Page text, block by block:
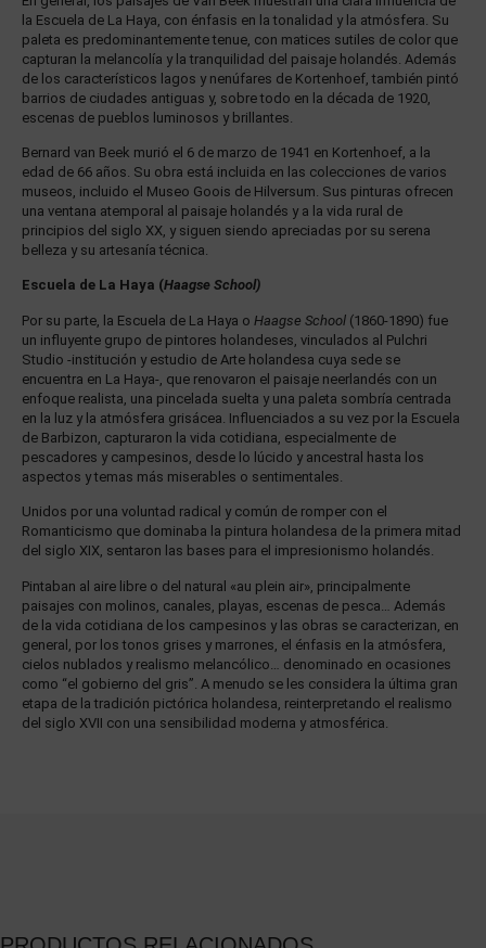
la Escuela de La Haya, con énfasis en la tonalidad y la atmósfera. Su
paleta es predominantemente tenue, con matices sutiles de color que
capturan la melancolía y la tranquilidad del paisaje holandés. Además
de los característicos lagos y nenúfares de Kortenhoef, también pintó
barrios de ciudades antiguas y, sobre todo en la década de 1920,
escenas de pueblos luminosos y brillantes.
Bernard van Beek murió el 6 de marzo de 1941 en Kortenhoef, a la
edad de 66 años. Su obra está incluida en las colecciones de varios
museos, incluido el Museo Goois de Hilversum. Sus pinturas ofrecen
una ventana atemporal al paisaje holandés y a la vida rural de
principios del siglo XX, y siguen siendo apreciadas por su serena
belleza y su artesanía técnica.
Escuela de La Haya (Haagse School)
Por su parte, la Escuela de La Haya o Haagse School (1860-1890) fue
un influyente grupo de pintores holandeses, vinculados al Pulchri
Studio -institución y estudio de Arte holandesa cuya sede se
encuentra en La Haya-, que renovaron el paisaje neerlandés con un
enfoque realista, una pincelada suelta y una paleta sombría centrada
en la luz y la atmósfera grisácea. Influenciados a su vez por la Escuela
de Barbizon, capturaron la vida cotidiana, especialmente de
pescadores y campesinos, desde lo lúcido y ancestral hasta los
aspectos y temas más miserables o sentimentales.
Unidos por una voluntad radical y común de romper con el
Romanticismo que dominaba la pintura holandesa de la primera mitad
del siglo XIX, sentaron las bases para el impresionismo holandés.
Pintaban al aire libre o del natural «au plein air», principalmente
paisajes con molinos, canales, playas, escenas de pesca… Además
de la vida cotidiana de los campesinos y las obras se caracterizan, en
general, por los tonos grises y marrones, el énfasis en la atmósfera,
cielos nublados y realismo melancólico… denominado en ocasiones
como “el gobierno del gris”. A menudo se les considera la última gran
etapa de la tradición pictórica holandesa, reinterpretando el realismo
del siglo XVII con una sensibilidad moderna y atmosférica.